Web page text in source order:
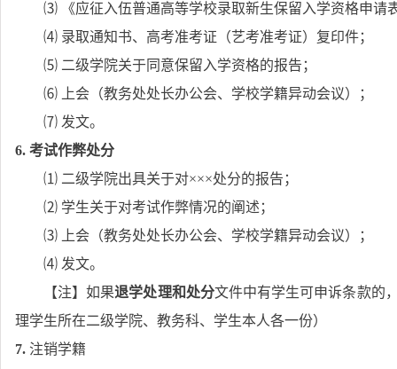
⑶ 《应征入伍普通高等学校录取新生保留入学资格申请
⑷ 录取通知书、高考准考证（艺考准考证）复印件；
⑸ 二级学院关于同意保留入学资格的报告；
⑹ 上会（教务处处长办公会、学校学籍异动会议）；
⑺ 发文。
6. 考试作弊处分
⑴ 二级学院出具关于对×××处分的报告；
⑵ 学生关于对考试作弊情况的阐述；
⑶ 上会（教务处处长办公会、学校学籍异动会议）；
⑷ 发文。
【注】如果退学处理和处分文件中有学生可申诉条款的
理学生所在二级学院、教务科、学生本人各一份）
7. 注销学籍